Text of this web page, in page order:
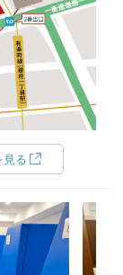
見る